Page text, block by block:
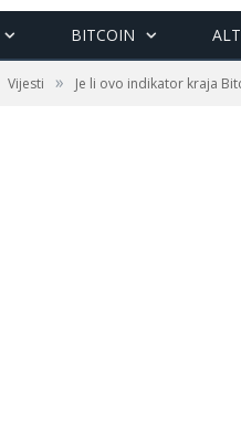
BITCOIN
Vijesti » Je li ovo indikator kraja